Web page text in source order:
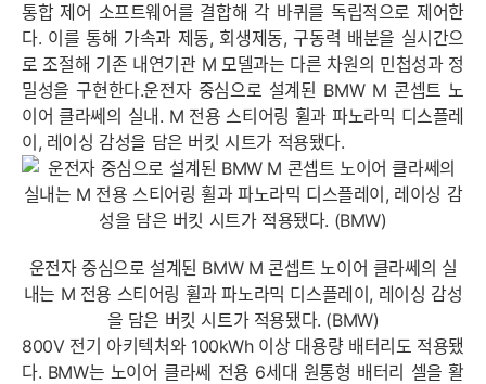
통합 제어 소프트웨어를 결합해 각 바퀴를 독립적으로 제어한
다. 이를 통해 가속과 제동, 회생제동, 구동력 배분을 실시간으
로 조절해 기존 내연기관 M 모델과는 다른 차원의 민첩성과 정
밀성을 구현한다.운전자 중심으로 설계된 BMW M 콘셉트 노
이어 클라쎄의 실내. M 전용 스티어링 휠과 파노라믹 디스플레
이, 레이싱 감성을 담은 버킷 시트가 적용됐다.
운전자 중심으로 설계된 BMW M 콘셉트 노이어 클라쎄의 실
내는 M 전용 스티어링 휠과 파노라믹 디스플레이, 레이싱 감성
을 담은 버킷 시트가 적용됐다. (BMW)
800V 전기 아키텍처와 100kWh 이상 대용량 배터리도 적용됐
다. BMW는 노이어 클라쎄 전용 6세대 원통형 배터리 셀을 활